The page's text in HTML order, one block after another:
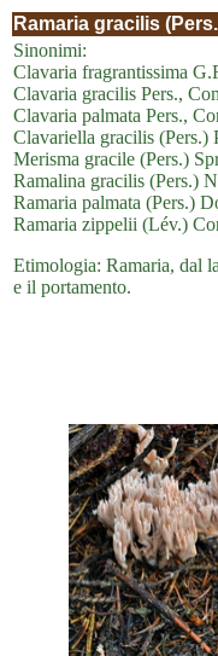
Ramaria gracilis
Sinonimi:
Clavaria fragrantissima
Clavaria gracilis Pers.,
Clavaria palmata Pers.,
Clavariella gracilis (Pers.)
Merisma gracile (Pers.)
Ramalina gracilis (Pers.)
Ramaria palmata (Pers.)
Ramaria zippelii (Lév.)
Etimologia: Ramaria, dal
e il portamento.